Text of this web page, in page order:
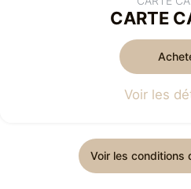
CARTE
Voir les
Voir les conditions